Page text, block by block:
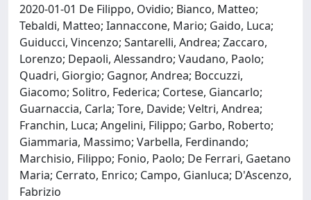
2020-01-01 De Filippo, Ovidio; Bianco, Matteo;
Tebaldi, Matteo; Iannaccone, Mario; Gaido, Luca;
Guiducci, Vincenzo; Santarelli, Andrea; Zaccaro,
Lorenzo; Depaoli, Alessandro; Vaudano, Paolo;
Quadri, Giorgio; Gagnor, Andrea; Boccuzzi,
Giacomo; Solitro, Federica; Cortese, Giancarlo;
Guarnaccia, Carla; Tore, Davide; Veltri, Andrea;
Franchin, Luca; Angelini, Filippo; Garbo, Roberto;
Giammaria, Massimo; Varbella, Ferdinando;
Marchisio, Filippo; Fonio, Paolo; De Ferrari, Gaetano
Maria; Cerrato, Enrico; Campo, Gianluca; D'Ascenzo,
Fabrizio